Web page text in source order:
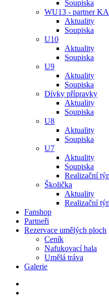
Soupiska
WU13 - partner
Aktuality
Soupiska
U10
Aktuality
Soupiska
U9
Aktuality
Soupiska
Dívky přípravky
Aktuality
Soupiska
U8
Aktuality
Soupiska
U7
Aktuality
Soupiska
Realizační
Školička
Aktuality
Realizační
Fanshop
Partneři
Rezervace umělých ploch
Ceník
Nafukovací hala
Umělá tráva
Galerie